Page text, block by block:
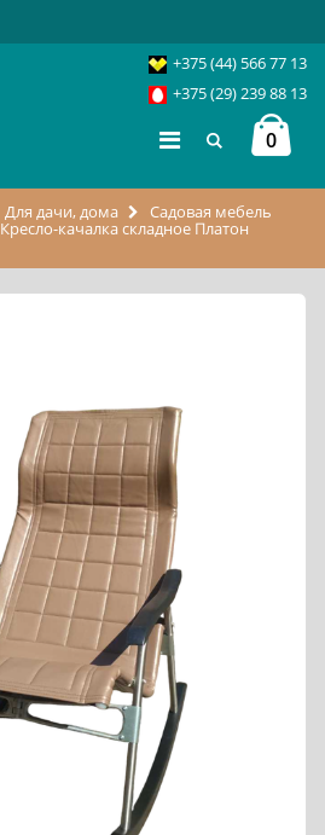
+375 (44) 566 77 13
+375 (29) 239 88 13
0
Для дачи, дома Садовая мебель
Кресло-качалка складное Платон